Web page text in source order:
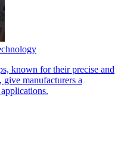
known for their precise and
give manufacturers a